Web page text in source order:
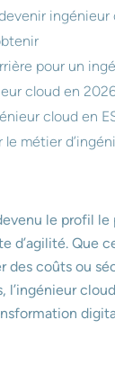
ingénieur
pour un
cloud en
cloud en
le métier
le profil
d’agilité. Que
des coûts ou